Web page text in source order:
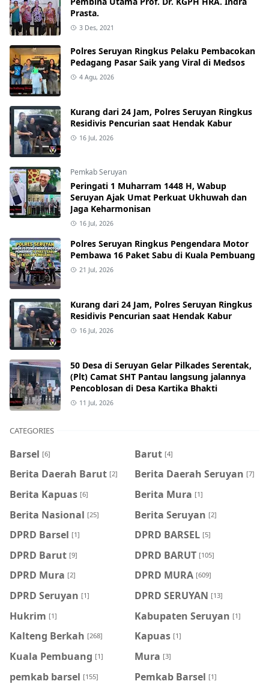
Prasta.
3 Des, 2021
Polres Seruyan Ringkus Pelaku Pembacokan
Pedagang Pasar Saik yang Viral di Medsos
4 Agu, 2026
Kurang dari 24 Jam, Polres Seruyan Ringkus
Residivis Pencurian saat Hendak Kabur
16 Jul, 2026
Pemkab Seruyan
Peringati 1 Muharram 1448 H, Wabup
Seruyan Ajak Umat Perkuat Ukhuwah dan
Jaga Keharmonisan
16 Jul, 2026
Polres Seruyan Ringkus Pengendara Motor
Pembawa 16 Paket Sabu di Kuala Pembuang
21 Jul, 2026
Kurang dari 24 Jam, Polres Seruyan Ringkus
Residivis Pencurian saat Hendak Kabur
16 Jul, 2026
50 Desa di Seruyan Gelar Pilkades Serentak,
(Plt) Camat SHT Pantau langsung jalannya
Pencoblosan di Desa Kartika Bhakti
11 Jul, 2026
CATEGORIES
Barsel [6] Barut [4]
Berita Daerah Barut [2] Berita Daerah Seruyan [7]
Berita Kapuas [6] Berita Mura [1]
Berita Nasional [25] Berita Seruyan [2]
DPRD Barsel [1] DPRD BARSEL [5]
DPRD Barut [9] DPRD BARUT [105]
DPRD Mura [2] DPRD MURA [609]
DPRD Seruyan [1] DPRD SERUYAN [13]
Hukrim [1] Kabupaten Seruyan [1]
Kalteng Berkah [268] Kapuas [1]
Kuala Pembuang [1] Mura [3]
pemkab barsel [155] Pemkab Barsel [1]